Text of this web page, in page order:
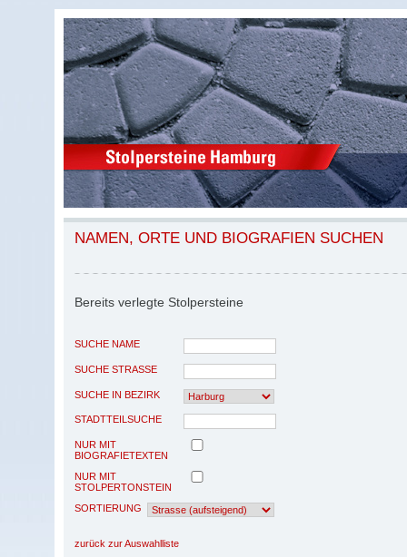
NAMEN, ORTE UND BIOGRAFIEN SUCHEN
Bereits verlegte Stolpersteine
SUCHE NAME
SUCHE STRASSE
SUCHE IN BEZIRK
STADTTEILSUCHE
NUR MIT
BIOGRAFIETEXTEN
NUR MIT
STOLPERTONSTEIN
SORTIERUNG
zurück zur Auswahlliste